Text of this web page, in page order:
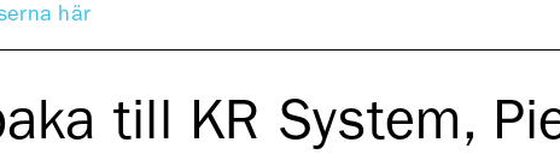
här
till KR System,